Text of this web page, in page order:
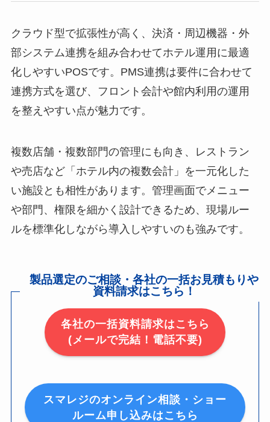
クラウド型で拡張性が高く、決済・周辺機器・外
部システム連携を組み合わせてホテル運用に最適
化しやすいPOSです。PMS連携は要件に合わせて
連携方式を選び、フロント会計や館内利用の運用
を整えやすい点が魅力です。
複数店舗・複数部門の管理にも向き、レストラン
や売店など「ホテル内の複数会計」を一元化した
い施設とも相性があります。管理画面でメニュー
や部門、権限を細かく設計できるため、現場ルー
ルを標準化しながら導入しやすいのも強みです。
製品選定のご相談・各社の一括お見積もりや
資料請求はこちら！
各社の一括資料請求はこちら
(メールで完結！電話不要)
スマレジのオンライン相談・ショー
ルーム申し込みはこちら